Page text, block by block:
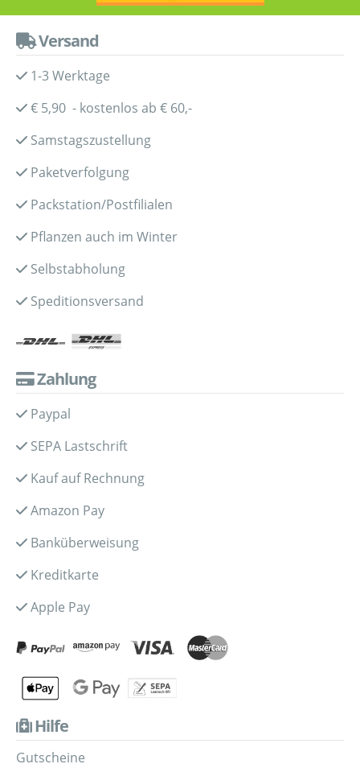
Versand
1-3 Werktage
€ 5,90 - kostenlos ab € 60,-
Samstagszustellung
Paketverfolgung
Packstation/Postfilialen
Pflanzen auch im Winter
Selbstabholung
Speditionsversand
Zahlung
Paypal
SEPA Lastschrift
Kauf auf Rechnung
Amazon Pay
Banküberweisung
Kreditkarte
Apple Pay
Hilfe
Gutscheine